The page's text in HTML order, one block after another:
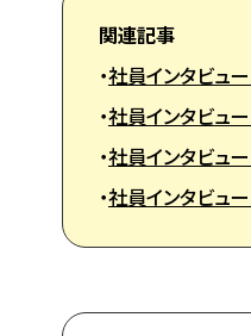
関連記事
・社員インタビ
・社員インタビ
・社員インタビ
・社員インタビ